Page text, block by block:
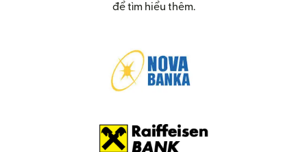
để tìm hiểu thêm.